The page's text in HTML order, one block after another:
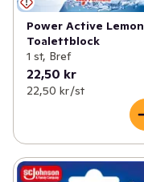
Power Active Lemon
Toalettblock
1 st, Bref
22,50 kr
22,50 kr /st